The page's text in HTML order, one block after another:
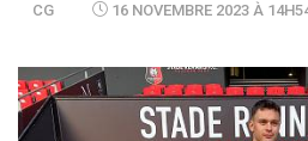
CG 16 NOVEMBRE 2023 À